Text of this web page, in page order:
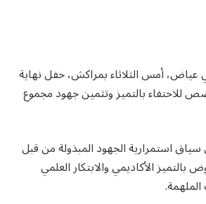
أمس الثلاثاء بمراكش، حفل نهاية
للاحتفاء بالتميز وتثمين جهود مجموع
استمرارية الجهود المبذولة من قبل
بالتميز الأكاديمي والابتكار العلمي